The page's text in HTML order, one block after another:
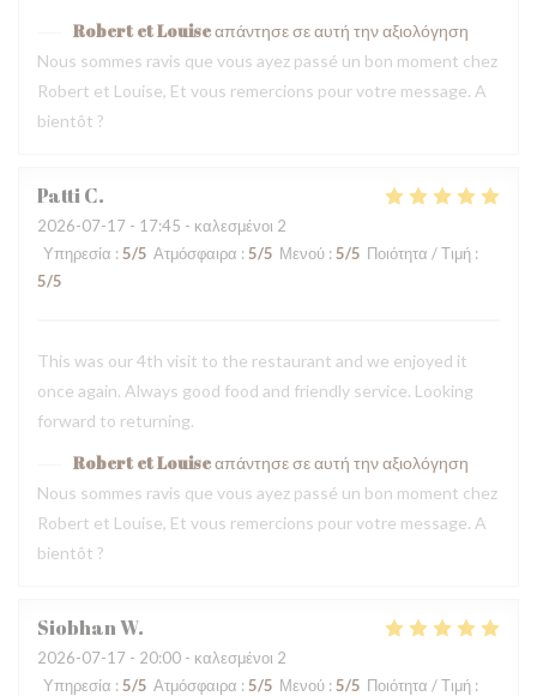
Robert et Louiseαπάντησε σε αυτή την αξιολόγηση
Nous sommes ravis que vous ayez passé un bon moment chez
Robert et Louise, Et vous remercions pour votre message. A
bientôt ?
PattiC
2026-07-17 - 17:45 - καλεσμένοι 2
Υπηρεσία : 5/5 Ατμόσφαιρα : 5/5 Μενού : 5/5 Ποιότητα / Τιμή :
5/5
This was our 4th visit to the restaurant and we enjoyed it
once again. Always good food and friendly service. Looking
forward to returning.
Robert et Louiseαπάντησε σε αυτή την αξιολόγηση
Nous sommes ravis que vous ayez passé un bon moment chez
Robert et Louise, Et vous remercions pour votre message. A
bientôt ?
SiobhanW
2026-07-17 - 20:00 - καλεσμένοι 2
Υπηρεσία : 5/5 Ατμόσφαιρα : 5/5 Μενού : 5/5 Ποιότητα / Τιμή :